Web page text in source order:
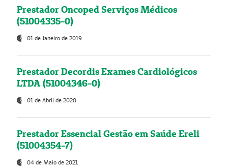
Prestador Oncoped Serviços Médicos
(51004335-0)
01 de Janeiro de 2019
Prestador Decordis Exames Cardiológicos
LTDA (51004346-0)
01 de Abril de 2020
Prestador Essencial Gestão em Saúde Ereli
(51004354-7)
04 de Maio de 2021